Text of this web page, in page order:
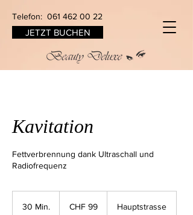
Telefon: 061 462 00 22
JETZT BUCHEN
Kavitation
Fettverbrennung dank Ultraschall und
Radiofrequenz
30 Min.
Franken
CHF 99 Hauptstrasse